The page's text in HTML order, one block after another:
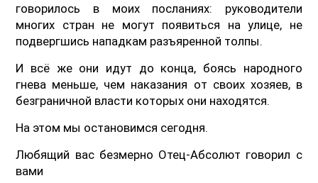
говорилось в моих посланиях: руководители
многих стран не могут появиться на улице, не
подвергшись нападкам разъяренной толпы.
И всё же они идут до конца, боясь народного
гнева меньше, чем наказания от своих хозяев, в
безграничной власти которых они находятся.
На этом мы остановимся сегодня.
Любящий вас безмерно Отец-Абсолют говорил с
вами